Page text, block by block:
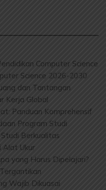
Computer Science
Science 2026-2030
dan Tantangan
Kerja Global
Panduan Komprehensif
Program Studi
Berkualitas
Alat Ukur
yang Harus Dipelajari?
Wajib Dikuasai